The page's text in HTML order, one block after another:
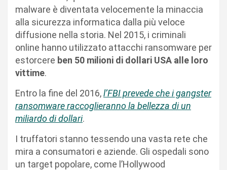
malware è diventata velocemente la minaccia
alla sicurezza informatica dalla più veloce
diffusione nella storia. Nel 2015, i criminali
online hanno utilizzato attacchi ransomware per
estorcere ben 50 milioni di dollari USA alle loro
vittime.
Entro la fine del 2016,l’FBI prevede che i gangster
ransomware raccoglieranno la bellezza di un
miliardo di dollari.
I truffatori stanno tessendo una vasta rete che
mira a consumatori e aziende. Gli ospedali sono
un target popolare, come l’Hollywood